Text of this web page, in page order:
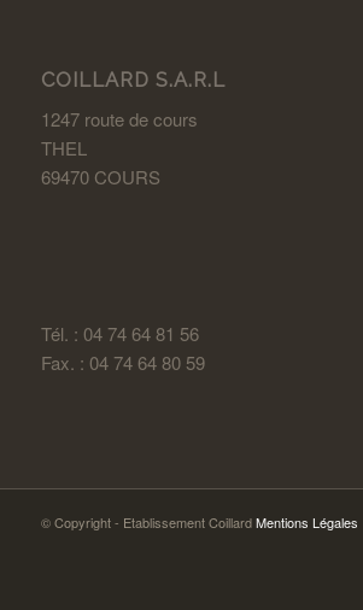
COILLARD S.A.R.L
1247 route de cours
THEL
69470 COURS
Tél. : 04 74 64 81 56
Fax. : 04 74 64 80 59
© Copyright - Etablissement CoillardMentions Légales